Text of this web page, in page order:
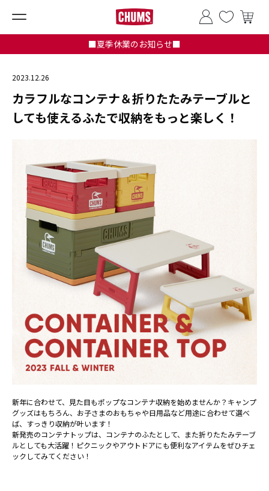
■夏季休業のお知らせ■
2023.12.26
カラフルなコンテナ＆折りたたみテーブルと
しても使えるふたで収納をもっと楽しく！
新年に合わせて、見た目もポップなコンテナ収納を始めませんか？キャンプ
グッズはもちろん、お子さまのおもちゃや日用品など用途に合わせて選べ
ば、すっきり収納が叶います！
新発売のコンテナトップは、コンテナのふたとして、また折りたたみテーブ
ルとしても大活躍！ピクニックやアウトドアにも便利なアイテムをぜひチェ
ックしてみてください！